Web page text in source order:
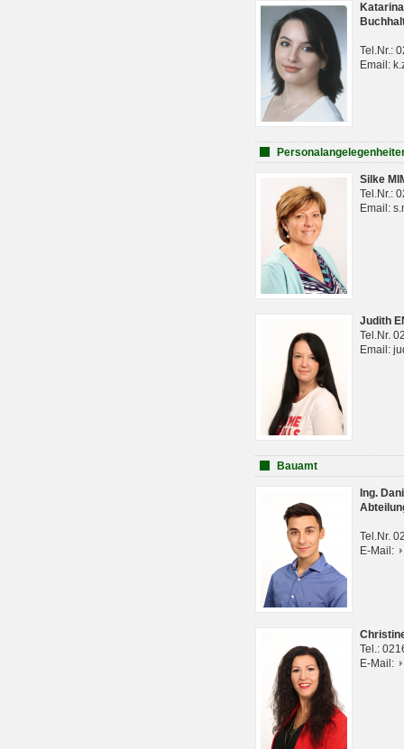
Tel.Nr.:
Email:
Silke
Tel.Nr.:
Email:
Judith
Tel.Nr.
Email:
Bauamt
Ing.
Tel.Nr.
E-Mail:
Tel.:
E-Mail: